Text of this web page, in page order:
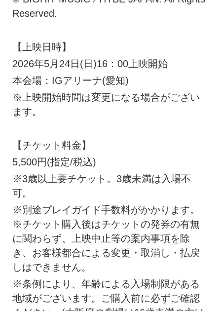
Reserved.
【上映日時】
2026年5月24日(日)16：00上映開始
本会場：IGアリーナ(愛知)
※上映開始時間は変更になる場合がござい
ます。
【チケット料金】
5,500円(指定/税込)
※3歳以上要チケット。3歳未満は入場不
可。
※別途プレイガイド手数料がかかります。
※チケット購入後はチケットの発券の有無
に関わらず、上映中止等の案内事項を除
き、お客様都合による変更・取消し・払戻
しはできません。
※条例により、年齢による入場制限がある
地域がございます。ご購入前に必ずご確認